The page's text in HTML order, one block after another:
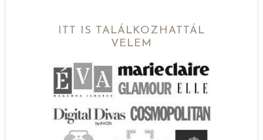
ITT IS TALÁLKOZHATTÁL
VELEM